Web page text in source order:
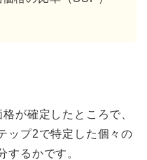
が確定したところで、
ップ2で特定した個々の
するかです。